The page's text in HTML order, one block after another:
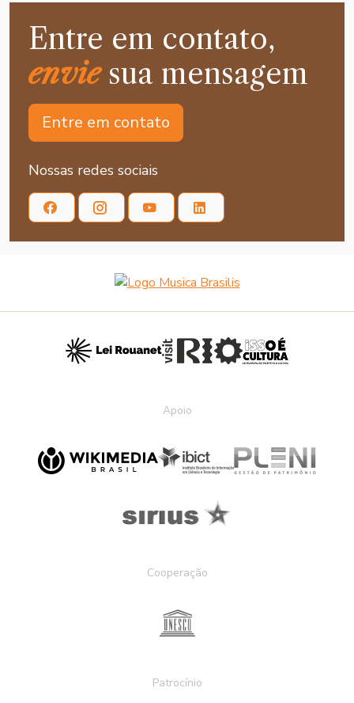
Entre em contato,
enviesua mensagem
Entre em contato
Nossas redes sociais
Apoio
Cooperação
Patrocínio